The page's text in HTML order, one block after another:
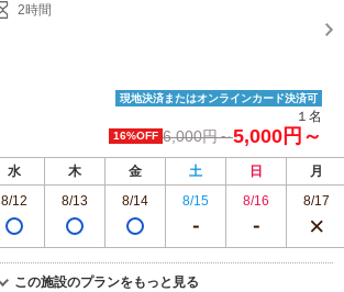
2時間
現地決済またはオンラインカード決済可
１名
16%OFF 6,000円～5,000円～
水 木 金 土 日
月
8/12 8/13 8/14 8/15 8/16 8/17
この施設のプランをもっと見る